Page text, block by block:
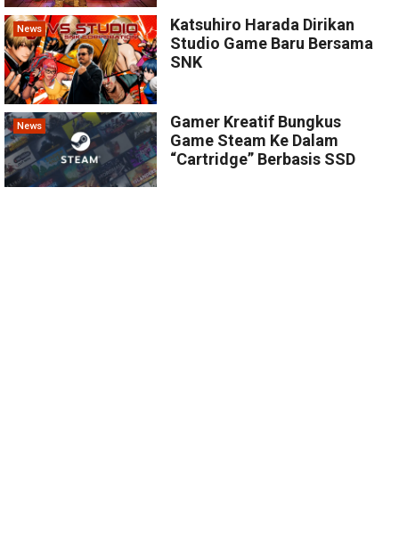
News
Katsuhiro Harada Dirikan
Studio Game Baru Bersama
SNK
News
Gamer Kreatif Bungkus
Game Steam Ke Dalam
“Cartridge” Berbasis SSD